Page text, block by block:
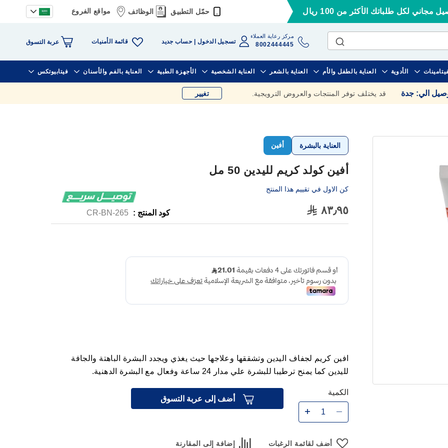
مجاني لكل طلباتك الأكثر من 100 ريال حمّل التطبيق الوظائف مواقع الفروع
مركز رعاية العملاء
8002444445 تسجيل الدخول حساب جديد قائمة الأمنيات عربة التسوق
الأدوية العناية بالطفل والأم العناية بالشعر العناية الشخصية الأجهزة الطبية العناية بالفم والأسنان فيتابيوتكس
الي: جدة قد يختلف توفر المنتجات والعروض الترويجية. تغيير
العناية بالبشرة أفين
أفين كولد كريم لليدين 50 مل
كن الاول في تقييم هذا المنتج
٨٣٫٩٥ كود المنتج : CR-BN-265
افين كريم لجفاف اليدين وتشققها وعلاجها حيث يغذي ويجدد البشرة الباهتة والجافة
لليدين كما يمنح ترطيبا للبشرة علي مدار 24 ساعة وفعال مع البشرة الدهنية.
الكمية
أضف إلى عربة التسوق
أضف لقائمة الرغبات إضافة إلى المقارنة